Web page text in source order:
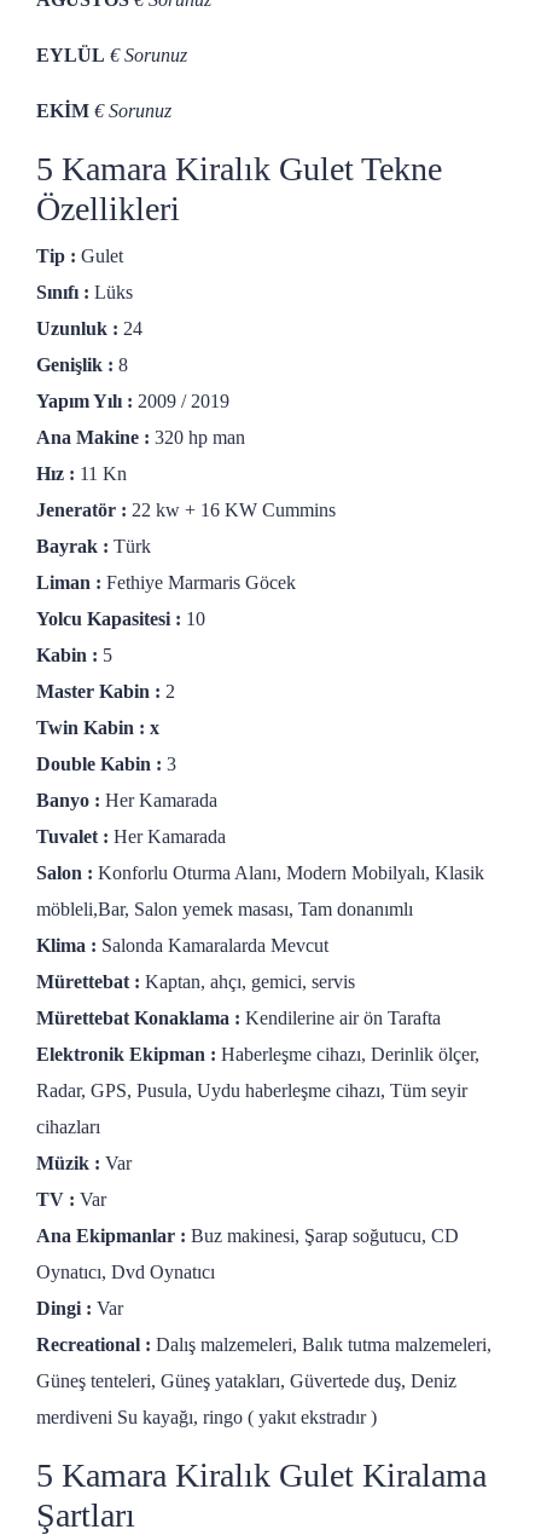
EYLÜL € Sorunuz
EKİM € Sorunuz
5 Kamara Kiralık Gulet Tekne
Özellikleri
Tip : Gulet
Sınıfı : Lüks
Uzunluk : 24
Genişlik : 8
Yapım Yılı : 2009 / 2019
Ana Makine : 320 hp man
Hız : 11 Kn
Jeneratör : 22 kw + 16 KW Cummins
Bayrak : Türk
Liman : Fethiye Marmaris Göcek
Yolcu Kapasitesi : 10
Kabin : 5
Master Kabin : 2
Twin Kabin : x
Double Kabin : 3
Banyo : Her Kamarada
Tuvalet : Her Kamarada
Salon : Konforlu Oturma Alanı, Modern Mobilyalı, Klasik
möbleli,Bar, Salon yemek masası, Tam donanımlı
Klima : Salonda Kamaralarda Mevcut
Mürettebat : Kaptan, ahçı, gemici, servis
Mürettebat Konaklama : Kendilerine air ön Tarafta
Elektronik Ekipman : Haberleşme cihazı, Derinlik ölçer,
Radar, GPS, Pusula, Uydu haberleşme cihazı, Tüm seyir
cihazları
Müzik : Var
TV : Var
Ana Ekipmanlar : Buz makinesi, Şarap soğutucu, CD
Oynatıcı, Dvd Oynatıcı
Dingi : Var
Recreational : Dalış malzemeleri, Balık tutma malzemeleri,
Güneş tenteleri, Güneş yatakları, Güvertede duş, Deniz
merdiveni Su kayağı, ringo ( yakıt ekstradır )
5 Kamara Kiralık Gulet Kiralama
Şartları